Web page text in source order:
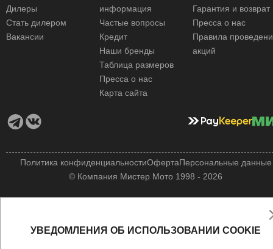
Дилеры
Стать дилером
Вакансии
информация
Частые вопросы
Кредит
Наши бренды
Таблица размеров
Пресса о нас
Карта сайта
Гарантия и возврат
Пресса о нас
Правила
акций
© Компания Мистер Мото 1998 - 2026
Политика конфиденциальностиОфертаПерсональные данные
УВЕДОМЛЕНИЯ ОБ ИСПОЛЬЗОВАНИИ COOKIE